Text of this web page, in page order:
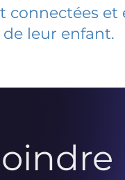
connectées et
leur enfant.